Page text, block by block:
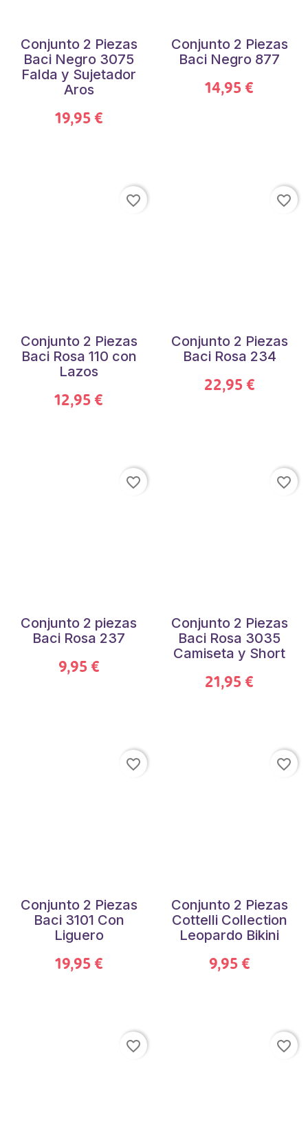
Conjunto 2 Piezas
Baci Negro 3075
Falda y Sujetador
Aros
19,95 €
Conjunto 2 Piezas
Baci Negro 877
14,95 €
Conjunto 2 Piezas
Baci Rosa 110 con
Lazos
12,95 €
favorite_border
Conjunto 2 Piezas
Baci Rosa 234
22,95 €
favorite_border
Conjunto 2 piezas
Baci Rosa 237
9,95 €
favorite_border
Conjunto 2 Piezas
Baci Rosa 3035
Camiseta y Short
21,95 €
favorite_border
Conjunto 2 Piezas
Baci 3101 Con
Liguero
19,95 €
favorite_border
Conjunto 2 Piezas
Cottelli Collection
Leopardo Bikini
9,95 €
favorite_border
favorite_border favorite_border